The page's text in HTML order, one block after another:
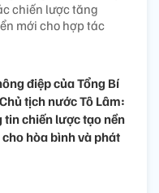
chiến lược tăng
mới cho hợp tác
điệp của Tổng Bí
tịch nước Tô Lâm:
tin chiến lược tạo nền
hòa bình và phát